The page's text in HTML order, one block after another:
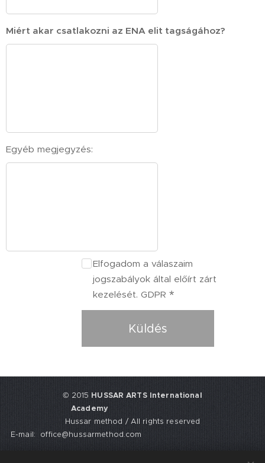
Miért akar csatlakozni az ENA elit tagságához?
Egyéb megjegyzés:
Elfogadom a válaszaim
jogszabályok által előírt zárt
kezelését. GDPR
Küldés
© 2015 HUSSAR ARTS International
Academy
Hussar method / All rights reserved
E-mail: office@hussarmethod.com